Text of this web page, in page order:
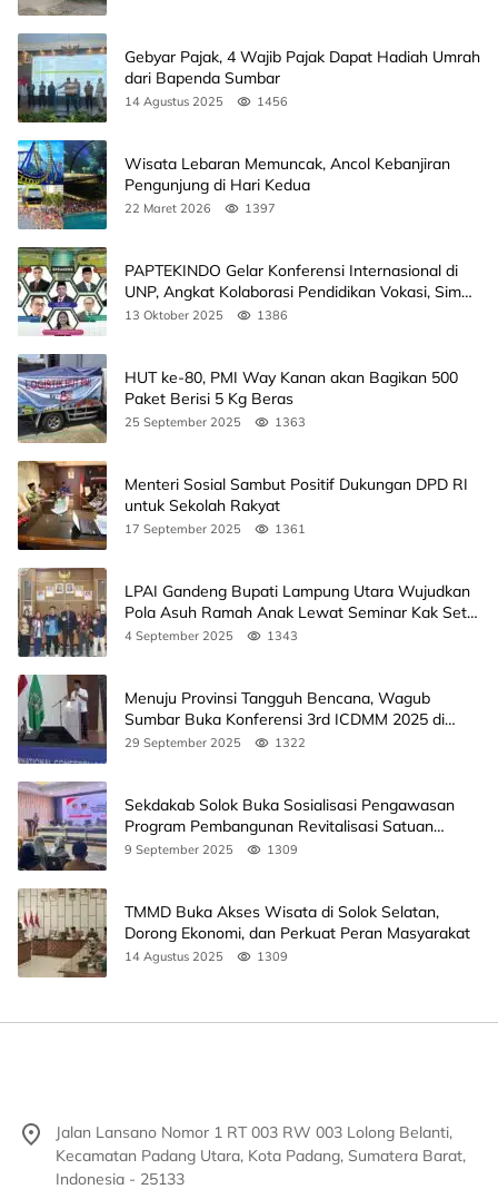
Gebyar Pajak, 4 Wajib Pajak Dapat Hadiah Umrah
dari Bapenda Sumbar
14 Agustus 2025 1456
Wisata Lebaran Memuncak, Ancol Kebanjiran
Pengunjung di Hari Kedua
22 Maret 2026 1397
PAPTEKINDO Gelar Konferensi Internasional di
UNP, Angkat Kolaborasi Pendidikan Vokasi, Simak
Agendanya
13 Oktober 2025 1386
HUT ke-80, PMI Way Kanan akan Bagikan 500
Paket Berisi 5 Kg Beras
25 September 2025 1363
Menteri Sosial Sambut Positif Dukungan DPD RI
untuk Sekolah Rakyat
17 September 2025 1361
LPAI Gandeng Bupati Lampung Utara Wujudkan
Pola Asuh Ramah Anak Lewat Seminar Kak Seto,
Ini Jadwalnya
4 September 2025 1343
Menuju Provinsi Tangguh Bencana, Wagub
Sumbar Buka Konferensi 3rd ICDMM 2025 di
Unand
29 September 2025 1322
Sekdakab Solok Buka Sosialisasi Pengawasan
Program Pembangunan Revitalisasi Satuan
Pendidikan
9 September 2025 1309
TMMD Buka Akses Wisata di Solok Selatan,
Dorong Ekonomi, dan Perkuat Peran Masyarakat
14 Agustus 2025 1309
Jalan Lansano Nomor 1 RT 003 RW 003 Lolong Belanti,
Kecamatan Padang Utara, Kota Padang, Sumatera Barat,
Indonesia - 25133